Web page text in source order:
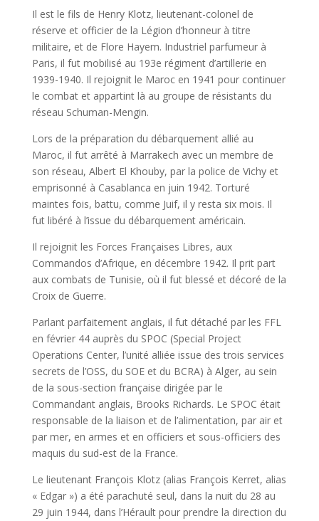
Il est le fils de Henry Klotz, lieutenant-colonel de
réserve et officier de la Légion d’honneur à titre
militaire, et de Flore Hayem. Industriel parfumeur à
Paris, il fut mobilisé au 193e régiment d’artillerie en
1939-1940. Il rejoignit le Maroc en 1941 pour continuer
le combat et appartint là au groupe de résistants du
réseau Schuman-Mengin.
Lors de la préparation du débarquement allié au
Maroc, il fut arrêté à Marrakech avec un membre de
son réseau, Albert El Khouby, par la police de Vichy et
emprisonné à Casablanca en juin 1942. Torturé
maintes fois, battu, comme Juif, il y resta six mois. Il
fut libéré à l’issue du débarquement américain.
Il rejoignit les Forces Françaises Libres, aux
Commandos d’Afrique, en décembre 1942. Il prit part
aux combats de Tunisie, où il fut blessé et décoré de la
Croix de Guerre.
Parlant parfaitement anglais, il fut détaché par les FFL
en février 44 auprès du SPOC (Special Project
Operations Center, l’unité alliée issue des trois services
secrets de l’OSS, du SOE et du BCRA) à Alger, au sein
de la sous-section française dirigée par le
Commandant anglais, Brooks Richards. Le SPOC était
responsable de la liaison et de l’alimentation, par air et
par mer, en armes et en officiers et sous-officiers des
maquis du sud-est de la France.
Le lieutenant François Klotz (alias François Kerret, alias
« Edgar ») a été parachuté seul, dans la nuit du 28 au
29 juin 1944, dans l’Hérault pour prendre la direction du